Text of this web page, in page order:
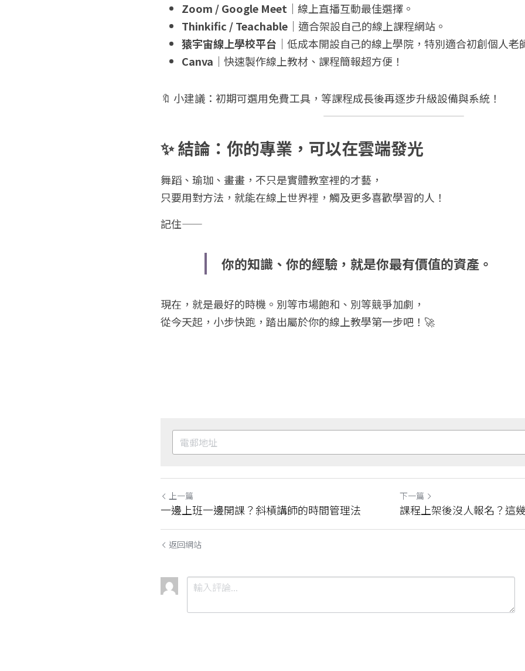
Zoom / Google Meet ｜線上直播互動最佳選擇。
Thinkific / Teachable ｜適合架設自己的線上課程網站。
猿宇宙線上學校平台 ｜低成本開設自己的線上學院，特別適合初創個人老
Canva ｜快速製作線上教材、課程簡報超方便！
🔖 小建議：初期可選用免費工具，等課程成長後再逐步升級設備與系統！
✨ 結論：你的專業，可以在雲端發光
舞蹈、瑜珈、畫畫，不只是實體教室裡的才藝，
只要用對方法，就能在線上世界裡，觸及更多喜歡學習的人！
記住——
你的知識、你的經驗，就是你最有價值的資產。
現在，就是最好的時機。別等市場飽和、別等競爭加劇，
從今天起，小步快跑，踏出屬於你的線上教學第一步吧！🚀
上一篇
一邊上班一邊開課？斜槓講師的時間管理法
下一篇
課程上架後沒人報名？這
返回網站